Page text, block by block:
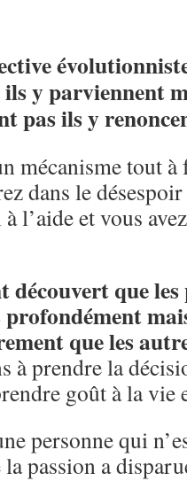
y parviennent
pas ils y
mécanisme tout
dans le
l’aide et vous
découvert que
que les
à prendre la
goût à la vie
personne qui
passion a